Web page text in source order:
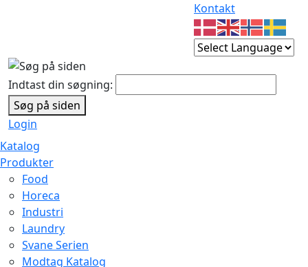
Kontakt
Indtast din søgning:
Søg på siden
Login
Katalog
Produkter
Food
Horeca
Industri
Laundry
Svane Serien
Modtag Katalog